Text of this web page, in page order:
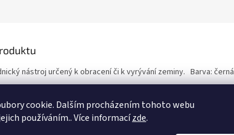
cookie. Dalším procházením tohoto webu
používáním.. Více informacízde.
nástroj určený k obracení či k vyrývání zeminy. Barva: černá